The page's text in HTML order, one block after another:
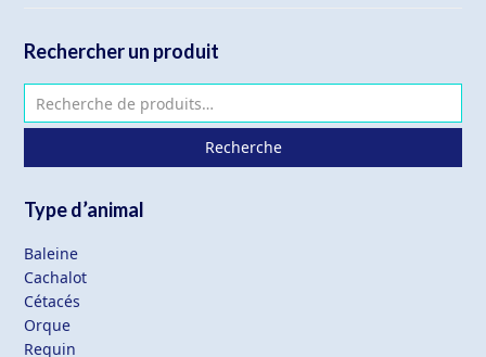
Rechercher un produit
Recherche
Type d’animal
Baleine
Cachalot
Cétacés
Orque
Requin